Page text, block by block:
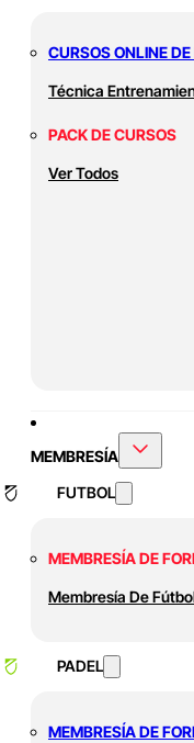
CURSOS ONLINE
Técnica
PACK DE CURSOS
Ver Todos
MEMBRESÍA
FUTBOL
MEMBRESÍA DE
Membresía De
PADEL
MEMBRESÍA DE